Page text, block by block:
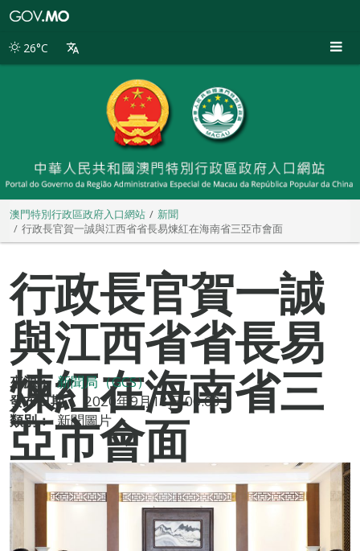
別
26°C
澳門特別行政區政府入口網站
新聞
行政長官賀一誠與江西省省長易煉紅在海南省三亞市會面
行政長官賀一誠
與江西省省長易
煉紅在海南省三
亞市會面
來源： 新聞局（GCS）
發布日期：
2020年9月18日 00:03
類別： 新聞圖片